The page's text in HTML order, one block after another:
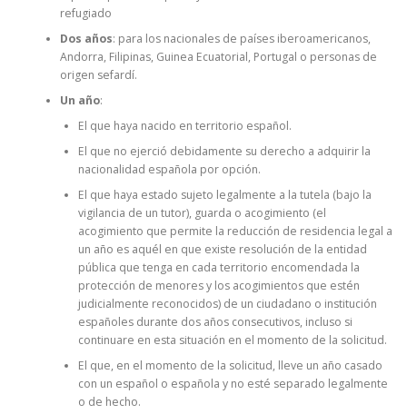
refugiado
Dos años: para los nacionales de países iberoamericanos,
Andorra, Filipinas, Guinea Ecuatorial, Portugal o personas de
origen sefardí.
Un año:
El que haya nacido en territorio español.
El que no ejerció debidamente su derecho a adquirir la
nacionalidad española por opción.
El que haya estado sujeto legalmente a la tutela (bajo la
vigilancia de un tutor), guarda o acogimiento (el
acogimiento que permite la reducción de residencia legal a
un año es aquél en que existe resolución de la entidad
pública que tenga en cada territorio encomendada la
protección de menores y los acogimientos que estén
judicialmente reconocidos) de un ciudadano o institución
españoles durante dos años consecutivos, incluso si
continuare en esta situación en el momento de la solicitud.
El que, en el momento de la solicitud, lleve un año casado
con un español o española y no esté separado legalmente
o de hecho.